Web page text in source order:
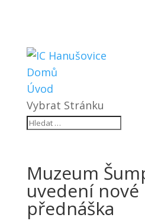
Domů
Úvod
Vybrat Stránku
Muzeum
uvedení nové
přednáška